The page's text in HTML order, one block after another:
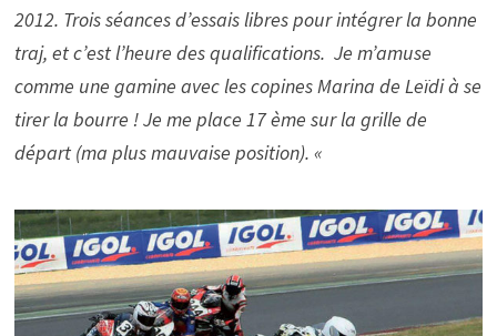
2012. Trois séances d’essais libres pour intégrer la bonne
traj, et c’est l’heure des qualifications. Je m’amuse
comme une gamine avec les copines Marina de Leïdi à se
tirer la bourre ! Je me place 17 ème sur la grille de
départ (ma plus mauvaise position). «